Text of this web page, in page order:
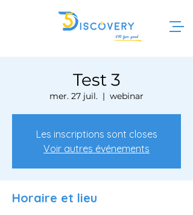
Test 3
mer. 27 juil.
  |
webinar
Les inscriptions sont closes
Voir autres événements
Horaire et lieu